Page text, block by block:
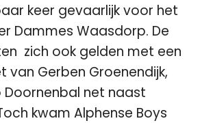
keer gevaarlijk voor het
Dammes Waasdorp. De
zich ook gelden met een
van Gerben Groenendijk,
net naast
kwam Alphense Boys